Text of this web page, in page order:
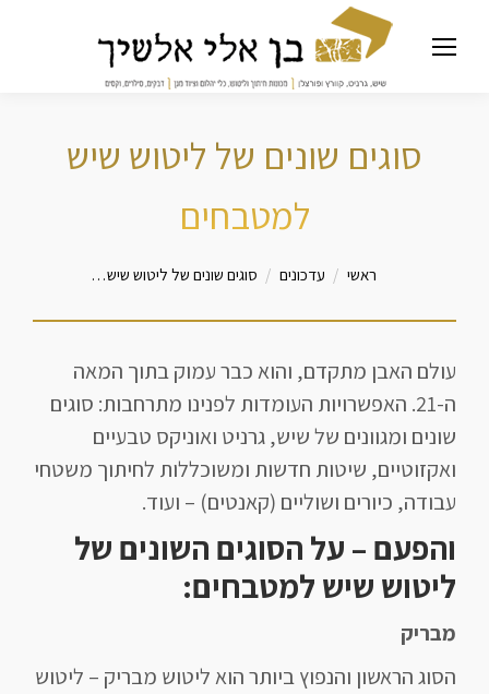
סוגים שונים של ליטוש שיש
למטבחים
מיקומך כאןראשי עדכונים סוגים שונים של ליטוש שיש…
עולם האבן מתקדם, והוא כבר עמוק בתוך המאה
ה-21. האפשרויות העומדות לפנינו מתרחבות: סוגים
שונים ומגוונים של שיש, גרניט ואוניקס טבעיים
ואקזוטיים, שיטות חדשות ומשוכללות לחיתוך משטחי
עבודה, כיורים ושוליים (קאנטים) – ועוד.
והפעם – על הסוגים השונים של
ליטוש שיש למטבחים:
מבריק
הסוג הראשון והנפוץ ביותר הוא ליטוש מבריק – ליטוש